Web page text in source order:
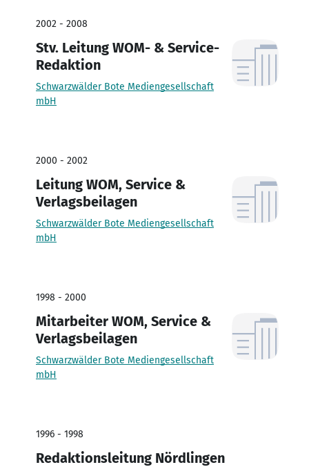
2002 - 2008
Stv. Leitung WOM- & Service-
Redaktion
Schwarzwälder Bote Mediengesellschaft
mbH
2000 - 2002
Leitung WOM, Service &
Verlagsbeilagen
Schwarzwälder Bote Mediengesellschaft
mbH
1998 - 2000
Mitarbeiter WOM, Service &
Verlagsbeilagen
Schwarzwälder Bote Mediengesellschaft
mbH
1996 - 1998
Redaktionsleitung Nördlingen